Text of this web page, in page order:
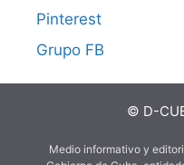
Pinterest
Grupo FB
© D-
Medio informativo y